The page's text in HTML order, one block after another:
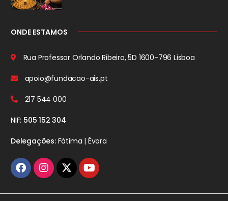
ONDE ESTAMOS
Rua Professor Orlando Ribeiro, 5D 1600-796 Lisboa
apoio@fundacao-ais.pt
217 544 000
NIF: 505 152 304
Delegações:Fátima | Évora